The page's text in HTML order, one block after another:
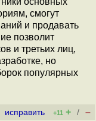
смогут
и продавать
позволит
и третьих лиц,
но
популярных
исправить +11 + / –